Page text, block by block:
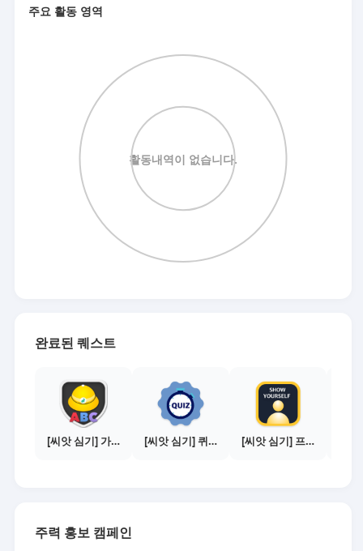
주요 활동 영역
완료된 퀘스트
[씨앗 심기] 가이드보기 - 매체별 활동 가이드 [씨앗 심기] 퀴즈 참여하기 [씨앗 심기] 프로필 사진 등록하기
주력 홍보 캠페인